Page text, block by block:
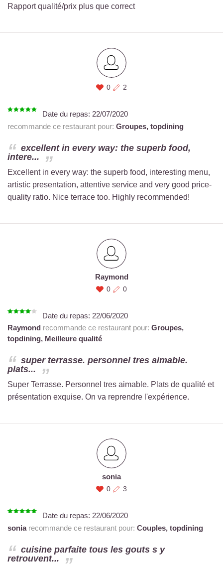
Rapport qualité/prix plus que correct
0 2
Date du repas: 22/07/2020
recommande ce restaurant pour: Groupes, topdining
excellent in every way: the superb food,
intere...
Excellent in every way: the superb food, interesting menu,
artistic presentation, attentive service and very good price-
quality ratio. Nice terrace too. Highly recommended!
Raymond
0 0
Date du repas: 22/06/2020
Raymond recommande ce restaurant pour: Groupes,
topdining, Meilleure qualité
super terrasse. personnel tres aimable.
plats...
Super Terrasse. Personnel tres aimable. Plats de qualité et
présentation exquise. On va reprendre l'expérience.
sonia
0 3
Date du repas: 22/06/2020
soniarecommande ce restaurant pour: Couples, topdining
cuisine parfaite tous les gouts s y
retrouvent...